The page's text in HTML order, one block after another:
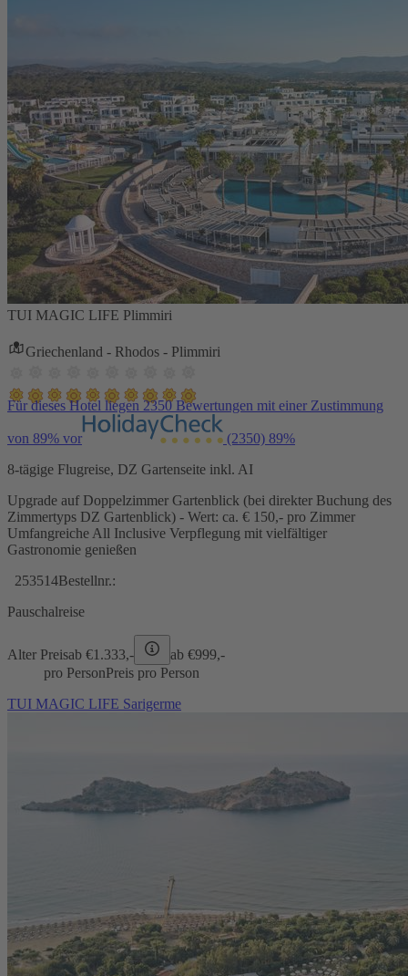
TUI MAGIC LIFE Plimmiri
Griechenland - Rhodos - Plimmiri
Für dieses Hotel liegen 2350 Bewertungen mit einer Zustimmung
von 89% vor (2350) 89%
8-tägige Flugreise, DZ Gartenseite inkl. AI
Upgrade auf Doppelzimmer Gartenblick (bei direkter Buchung des
Zimmertyps DZ Gartenblick) - Wert: ca. € 150,- pro Zimmer
Umfangreiche All Inclusive Verpflegung mit vielfältiger
Gastronomie genießen
253514Bestellnr.:
Pauschalreise
Alter Preisab €1.333,- ab €999,-
pro PersonPreis pro Person
TUI MAGIC LIFE Sarigerme